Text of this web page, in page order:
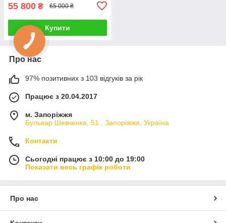
55 800 ₴ 65 000 ₴
Купити
Про нас
97% позитивних з 103 відгуків за рік
Працює з 20.04.2017
м. Запоріжжя
Бульвар Шевченка, 51 , Запоріжжя, Україна
Контакти
Сьогодні працює з 10:00 до 19:00
Показати весь графік роботи
Про нас